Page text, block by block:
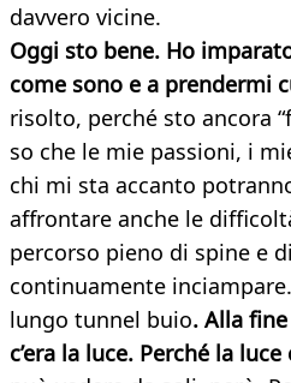
davvero vicine.
Oggi sto bene. Ho
come sono e a prendermi
risolto, perché sto ancora
so che le mie passioni, i
chi mi sta accanto
affrontare anche le
percorso pieno di spine e
continuamente
lungo tunnel buio. Alla
c’era la luce. Perché la luce